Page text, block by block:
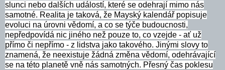
slunci nebo dalších událostí, které se odehrají mimo nás
samotné. Realita je taková, že Mayský kalendář popisuje
evoluci na úrovni vědomí, a co se týče budoucnosti,
nepředpovídá nic jiného než pouze to, co vzejde - ať už
přímo či nepřímo - z lidstva jako takového. Jinými slovy to
znamená, že neexistuje žádná změna vědomí, odehrávající
se na této planetě vně nás samotných. Přesný čas poklesu